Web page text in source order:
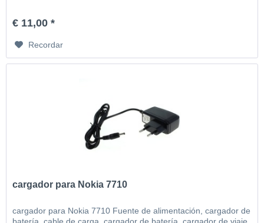
€ 11,00 *
Recordar
cargador para Nokia 7710
cargador para Nokia 7710 Fuente de alimentación, cargador de